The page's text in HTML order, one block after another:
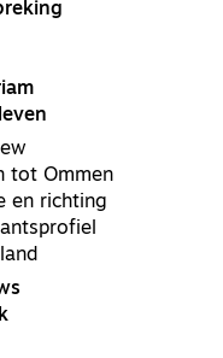
tot Ommen
en richting